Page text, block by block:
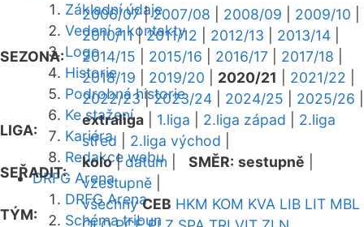
Základní údaje
Vedení a kontakty
Logo
Historie
Podrobná historie
Ke stažení
Kariéra
Redakce webu
DRFG Arena
DRFG Arena
Schéma tribun
SEZONA:
2006/07|2007/08 2008/09 2009/10
2010/11|2011/12 2012/13 2013/14
2014/15
2015/16 2016/17 2017/18
2018/19
2019/20 2020/21 2021/22
2022/23|2023/24 2024/25 2025/26
LIGA:
extraliga 1.liga 2.liga západ
2.liga
střed
2.liga východ
SEŘADIT:
kolo|datum SMĚR: sestupně
vzestupně
TÝM:
všechny CEB HKM KOM KVA LIB LIT MBL